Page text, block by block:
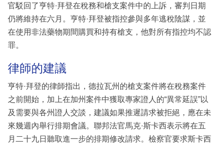
官駁回了亨特·拜登在稅務和槍支案件中的上訴，審判日期
仍將維持在六月。亨特·拜登被指控參與多年逃稅陰謀，並
在使用非法藥物期間購買和持有槍支，他對所有指控均不認
罪。
律師的建議
亨特·拜登的律師指出，德拉瓦州的槍支案件將在稅務案件
之前開始，加上在加州案件中獲取專家證人的“異常延誤”以
及需要與各州證人交談，建議如果推遲請求被拒絕，應在未
來幾週內舉行排期會議。聯邦法官馬克·斯卡西表示將在五
月二十九日聽取進一步的排期修改請求。檢察官要求斯卡西